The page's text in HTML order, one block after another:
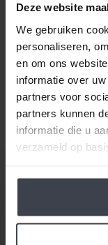
Deze website
We gebruiken
personaliseren,
en om ons
informatie over
partners voor
partners kunnen
informatie die u
verzameld op
houden wij ons
de dag dat uw
of aannemers.
een goede prijs,
spuitwerk
Gewoon bij u
Spuitwerken prijs.